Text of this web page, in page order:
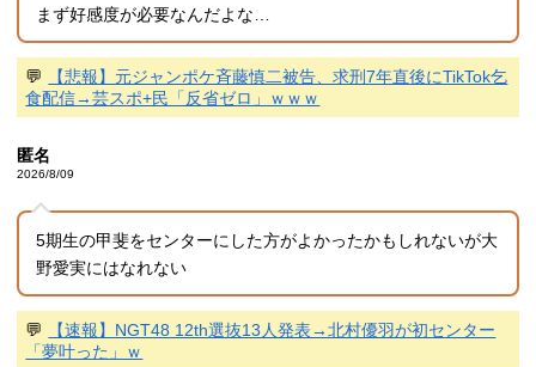
まず好感度が必要なんだよな…
💬
【悲報】元ジャンポケ斉藤慎二被告、求刑7年直後にTikTok乞
食配信→芸スポ+民「反省ゼロ」ｗｗｗ
匿名
2026/8/09
5期生の甲斐をセンターにした方がよかったかもしれないが大
野愛実にはなれない
💬
【速報】NGT48 12th選抜13人発表→北村優羽が初センター
「夢叶った」ｗ